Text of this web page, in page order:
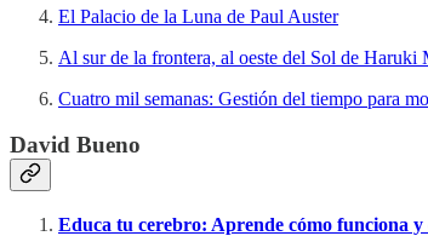
El Palacio de la Luna de Paul Auster
Al sur de la frontera, al oeste del Sol de Haruki
Cuatro mil semanas: Gestión del tiempo para
David Bueno
Educa tu cerebro: Aprende cómo funciona